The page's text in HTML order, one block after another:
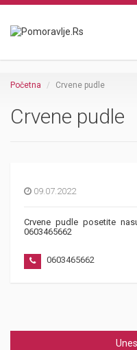
Početna Crvene pudle
Crvene pudle
09.07.2022
Crvene pudle posetite
0603465662
0603465662